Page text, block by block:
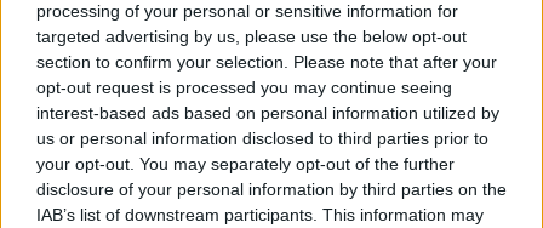
processing of your personal or sensitive information for
targeted advertising by us, please use the below opt-out
section to confirm your selection. Please note that after your
opt-out request is processed you may continue seeing
interest-based ads based on personal information utilized by
us or personal information disclosed to third parties prior to
your opt-out. You may separately opt-out of the further
disclosure of your personal information by third parties on the
IAB’s list of downstream participants. This information may
Η Ακαδημία Αθηνών, η οποία ιδρύθηκε το 1926 με